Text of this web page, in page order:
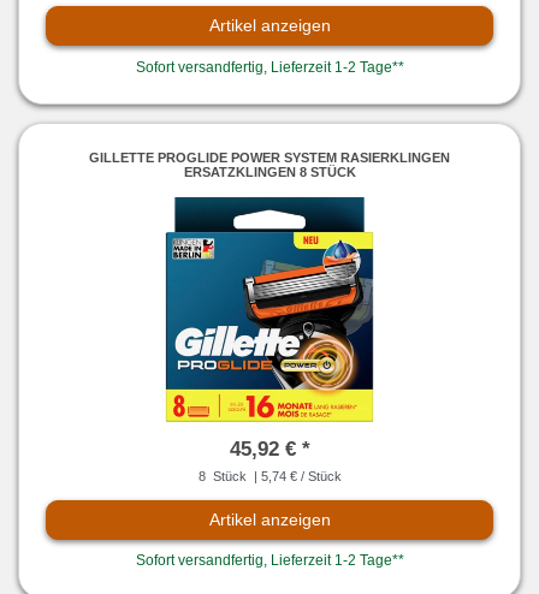
Artikel anzeigen
Sofort versandfertig, Lieferzeit 1-2 Tage**
GILLETTE PROGLIDE POWER SYSTEM RASIERKLINGEN
ERSATZKLINGEN 8 STÜCK
45,92 € *
8 Stück | 5,74 € / Stück
Artikel anzeigen
Sofort versandfertig, Lieferzeit 1-2 Tage**